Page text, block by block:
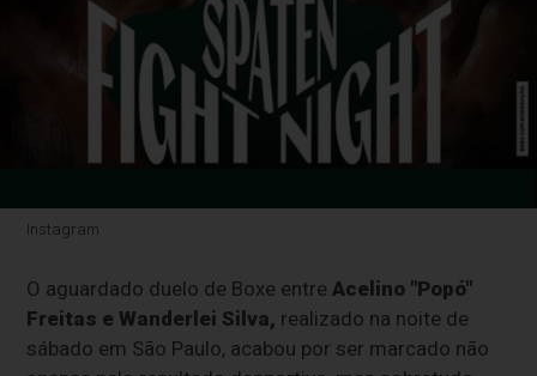
Instagram
O aguardado duelo de Boxe entreAcelino "Popó"
Freitas e Wanderlei Silva, realizado na noite de
sábado em São Paulo, acabou por ser marcado não